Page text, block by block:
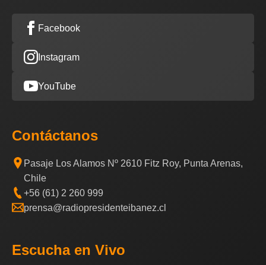
Facebook
Instagram
YouTube
Contáctanos
Pasaje Los Alamos Nº 2610 Fitz Roy, Punta Arenas,
Chile
+56 (61) 2 260 999
prensa@radiopresidenteibanez.cl
Escucha en Vivo